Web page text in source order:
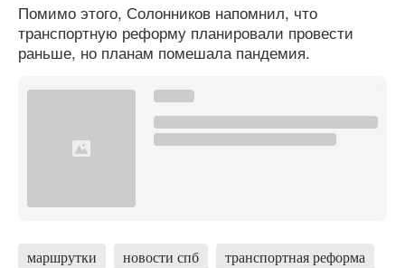
Помимо этого, Солонников напомнил, что
транспортную реформу планировали провести
раньше, но планам помешала пандемия.
маршрутки новости спб транспортная реформа